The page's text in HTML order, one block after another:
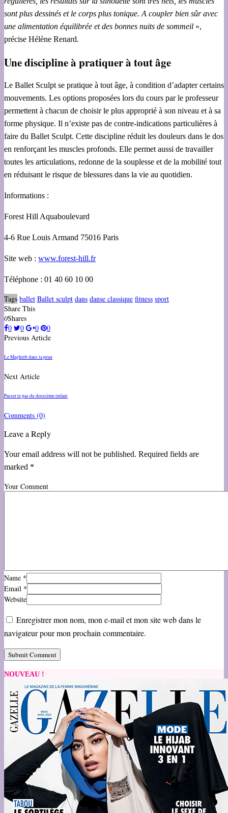
sont plus dessinés et le corps plus tonique. A coupler bien sûr avec
une alimentation équilibrée et des bonnes nuits de sommeil »,
précise Hélène Renard.
Une discipline à pratiquer à tout âge
Le Ballet Sculpt se pratique à tout âge, à condition d’adapter certains
mouvements. Les options proposées lors du cours par le professeur
permettent à chacun de choisir le plus approprié à son niveau et à sa
forme physique. Il n’existe pas de contre-indications particulières à
faire du Ballet Sculpt. Cette discipline réduit les douleurs dans le dos
en renforçant les muscles profonds. Elle permet aussi de travailler
toutes les articulations, redonne de la souplesse et de la mobilité tout
en réduisant le risque de blessures dans la vie au quotidien.
Informations :
Forest Hill Aquaboulevard
4-6 Rue Louis Armand 75016 Paris
Site web : www.forest-hill.fr
Téléphone : 01 40 60 10 00
Tags ballet Ballet sculpt dans danse classique fitness sport
Share This
0Shares
0
0 0
0
Previous Article
Le Maghreb dans la peau
Next Article
Passer le pas du deuxième enfant
Comments (0)
Leave a Reply
Your email address will not be published. Required fields are
marked *
Your Comment
Name *
Email *
Website
Enregistrer mon nom, mon e-mail et mon site web dans le
navigateur pour mon prochain commentaire.
NOUVEAU !